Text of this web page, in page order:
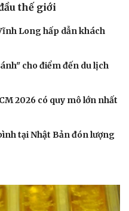
Giải trí
Thời trang
thế giới
Long hấp dẫn khách
cho điểm đến du lịch
2026 có quy mô lớn nhất
tại Nhật Bản đón lượng